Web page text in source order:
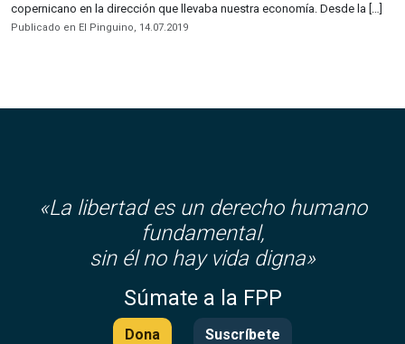
copernicano en la dirección que llevaba nuestra economía. Desde la […]
Publicado en El Pinguino, 14.07.2019
«La libertad es un derecho humano
fundamental,
sin él no hay vida digna»
Súmate a la FPP
Dona Suscríbete